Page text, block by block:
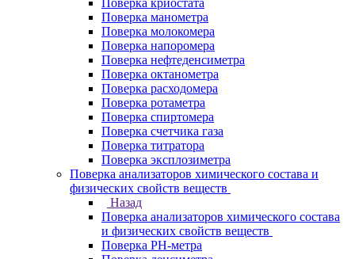
Поверка криостата
Поверка манометра
Поверка молокомера
Поверка напоромера
Поверка нефтеденсиметра
Поверка октанометра
Поверка расходомера
Поверка ротаметра
Поверка спиртомера
Поверка счетчика газа
Поверка титратора
Поверка эксплозиметра
Поверка анализаторов химического состава и
физических свойств веществ
Назад
Поверка анализаторов химического состава
и физических свойств веществ
Поверка PH-метра